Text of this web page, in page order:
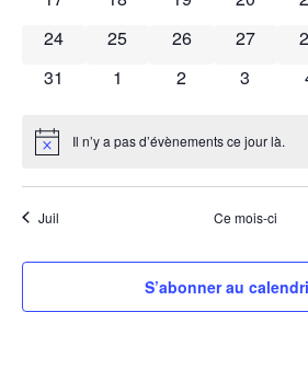
0 évènements
24 0 évènements
25 0 évènements
26 0
27
0 évènements
31 0 évènements
1 0 évènements
2 0
3
Notice Il n’y a pas d’évènements ce jour là.
Juil Ce mois-ci
S’abonner au